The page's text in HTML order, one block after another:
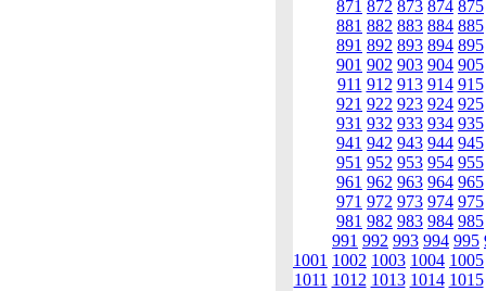
871 872 873 874 875
881 882 883 884 885
891 892 893 894 895
901 902 903 904 905
911 912 913 914 915
921 922 923 924 925
931 932 933 934 935
941 942 943 944 945
951 952 953 954 955
961 962 963 964 965
971 972 973 974 975
981 982 983 984 985
991 992 993 994 995
1001 1002 1003 1004 1005
1011 1012 1013 1014 1015